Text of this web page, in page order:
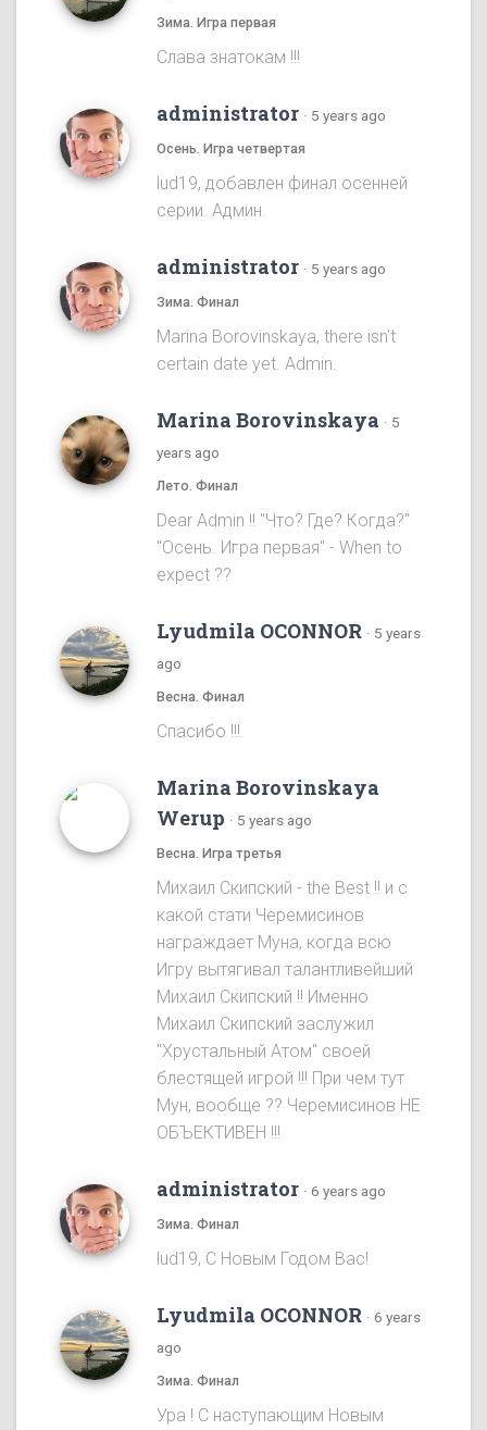
Зима. Игра первая
Cлава знатокам !!!
administrator · 5 years ago
Осень. Игра четвертая
lud19, добавлен финал осенней
серии. Админ.
administrator · 5 years ago
Зима. Финал
Marina Borovinskaya, there isn't
certain date yet. Admin.
Marina Borovinskaya · 5
years ago
Лето. Финал
Dear Admin !! "Что? Где? Когда?"
"Осень. Игра первая" - When to
expect ??
Lyudmila OCONNOR · 5 years
ago
Весна. Финал
Спасибо !!!
Marina Borovinskaya
Werup · 5 years ago
Весна. Игра третья
Михаил Скипский - the Best !! и с
какой стати Черемисинов
награждает Муна, когда всю
Игру вытягивал талантливейший
Михаил Скипский !! Именно
Михаил Скипский заслужил
"Хрустальный Атом" своей
блестящей игрой !!! При чем тут
Мун, вообще ?? Черемисинoв НЕ
ОБЪЕКТИВЕН !!!
administrator · 6 years ago
Зима. Финал
lud19, С Новым Годом Вас!
Lyudmila OCONNOR · 6 years
ago
Зима. Финал
Ура ! С наступающим Новым